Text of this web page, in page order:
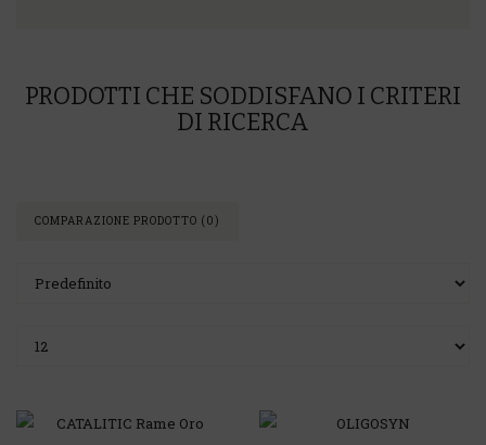
PRODOTTI CHE SODDISFANO I CRITERI
DI RICERCA
COMPARAZIONE PRODOTTO (0)